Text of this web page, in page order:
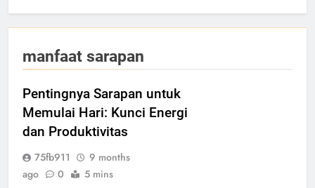
manfaat sarapan
Pentingnya Sarapan untuk
Memulai Hari: Kunci Energi
dan Produktivitas
75fb911
9 months
ago
0 5 mins